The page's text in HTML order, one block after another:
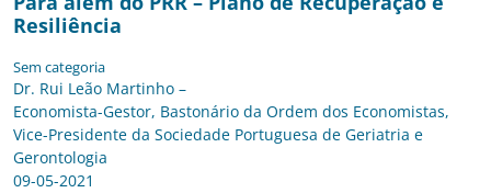
Resiliência
Sem categoria
Dr. Rui Leão Martinho –
Economista-Gestor, Bastonário da Ordem dos Economistas,
Vice-Presidente da Sociedade Portuguesa de Geriatria e
Gerontologia
09-05-2021